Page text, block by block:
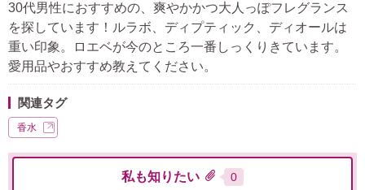
30代男性におすすめの、爽やかかつ大人っぽフレグランス
を探しています！ルラボ、ディプティック、ディオールは
重い印象。ロエベが今のところ一番しっくりきています。
愛用品やおすすめ教えてください。
関連タグ
香水
私も知りたい 0